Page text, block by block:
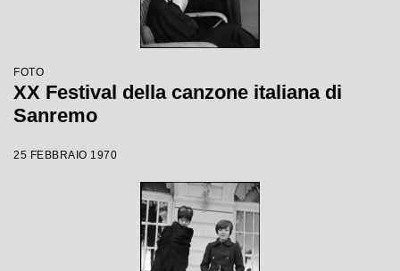
FOTO
XX Festival della canzone italiana di
Sanremo
25 FEBBRAIO 1970